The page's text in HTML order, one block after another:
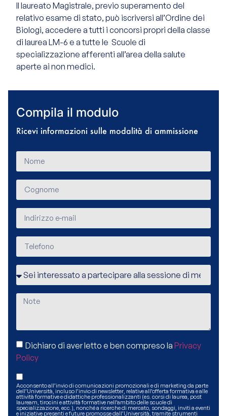
Il laureato Magistrale, previo superamento del
relativo esame di stato, può iscriversi all’Ordine dei
Biologi, accedere a tutti i concorsi propri della classe
di laurea LM-6 e a tutte le Scuole di
specializzazione afferenti all’area della salute
aperte ai non medici.
Compila il modulo
Ricevi informazioni sulle modalità di ammissione
Dichiaro di aver letto e ben compreso la Privacy
Policy
Acconsento all’invio di comunicazioni promozionali e di marketing da parte
dell’Università, incluso l’invio di newsletter, relative all’offerta formativa e alle
attività formative e didattiche professionalizzanti (es. corsi di laurea, post
lauream, tirocini e attività formative nell’ambito delle scuole di
specializzazione, ecc.), nonché a ricerche di mercato, sondaggi, inviti a eventi
e iniziative presenti e future promosse dall’Università, tramite strumenti